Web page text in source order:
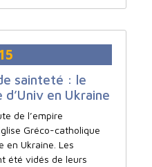
sainteté : le
en Ukraine
de l’empire
Gréco-catholique
en Ukraine. Les
été vidés de leurs